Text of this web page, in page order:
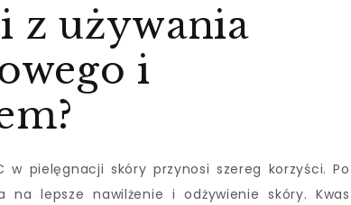
z używania
i
pielęgnacji skóry przynosi szereg korzyści. Po
na lepsze nawilżenie i odżywienie skóry. Kwas